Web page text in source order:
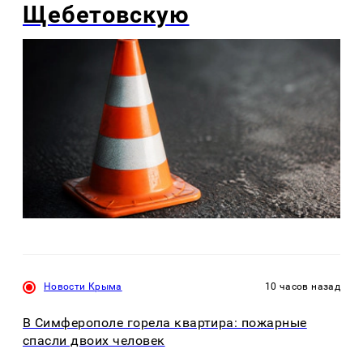
Щебетовскую
Новости Крыма 10 часов назад
В Симферополе горела квартира: пожарные
спасли двоих человек